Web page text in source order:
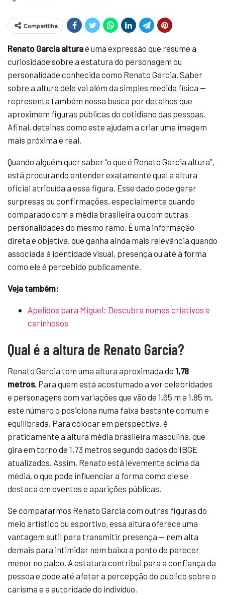
Compartilhe
Renato Garcia alturaé uma expressão que resume a
curiosidade sobre a estatura do personagem ou
personalidade conhecida como Renato Garcia. Saber
sobre a altura dele vai além da simples medida física —
representa também nossa busca por detalhes que
aproximem figuras públicas do cotidiano das pessoas.
Afinal, detalhes como este ajudam a criar uma imagem
mais próxima e real.
Quando alguém quer saber “o que é Renato Garcia altura”,
está procurando entender exatamente qual a altura
oficial atribuída a essa figura. Esse dado pode gerar
surpresas ou confirmações, especialmente quando
comparado com a média brasileira ou com outras
personalidades do mesmo ramo. É uma informação
direta e objetiva, que ganha ainda mais relevância quando
associada à identidade visual, presença ou até à forma
como ele é percebido publicamente.
Veja também:
Apelidos para Miguel: Descubra nomes criativos e
carinhosos
Qual é a altura de Renato Garcia?
Renato Garcia tem uma altura aproximada de 1,78
metros. Para quem está acostumado a ver celebridades
e personagens com variações que vão de 1,65 m a 1,85 m,
este número o posiciona numa faixa bastante comum e
equilibrada. Para colocar em perspectiva, é
praticamente a altura média brasileira masculina, que
gira em torno de 1,73 metros segundo dados do IBGE
atualizados. Assim, Renato está levemente acima da
média, o que pode influenciar a forma como ele se
destaca em eventos e aparições públicas.
Se compararmos Renato Garcia com outras figuras do
meio artístico ou esportivo, essa altura oferece uma
vantagem sutil para transmitir presença — nem alta
demais para intimidar nem baixa a ponto de parecer
menor no palco. A estatura contribui para a confiança da
pessoa e pode até afetar a percepção do público sobre o
carisma e a autoridade do indivíduo.